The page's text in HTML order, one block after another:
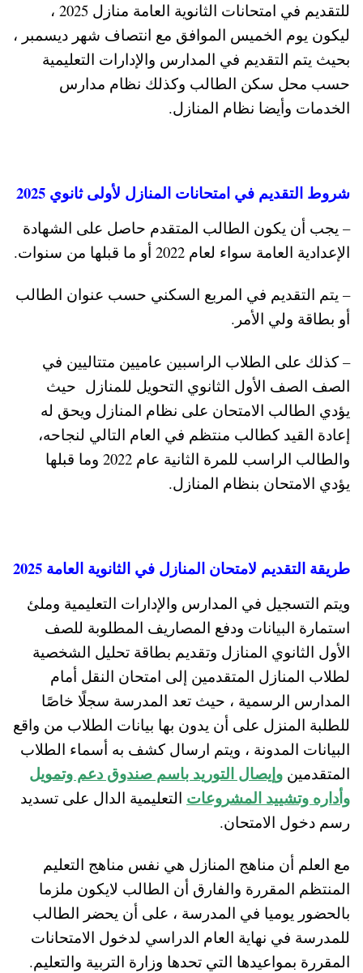
للتقديم في امتحانات الثانوية العامة منازل 2025 ،
ليكون يوم الخميس الموافق مع انتصاف شهر ديسمبر ،
بحيث يتم التقديم في المدارس والإدارات التعليمية
حسب محل سكن الطالب وكذلك نظام مدارس
الخدمات وأيضا نظام المنازل.
شروط التقديم في امتحانات المنازل لأولى ثانوي 2025
– يجب أن يكون الطالب المتقدم حاصل على الشهادة
الإعدادية العامة سواء لعام 2022 أو ما قبلها من سنوات.
– يتم التقديم في المربع السكني حسب عنوان الطالب
أو بطاقة ولي الأمر.
– كذلك على الطلاب الراسبين عاميين متتاليين في
الصف الصف الأول الثانوي التحويل للمنازل حيث
يؤدي الطالب الامتحان على نظام المنازل ويحق له
إعادة القيد كطالب منتظم في العام التالي لنجاحه،
والطالب الراسب للمرة الثانية عام 2022 وما قبلها
يؤدي الامتحان بنظام المنازل.
طريقة التقديم لامتحان المنازل في الثانوية العامة 2025
ويتم التسجيل في المدارس والإدارات التعليمية وملئ
استمارة البيانات ودفع المصاريف المطلوبة للصف
الأول الثانوي المنازل وتقديم بطاقة تحليل الشخصية
لطلاب المنازل المتقدمين إلى امتحان النقل أمام
المدارس الرسمية ، حيث تعد المدرسة سجلًا خاصًا
للطلبة المنزل على أن يدون بها بيانات الطلاب من واقع
البيانات المدونة ، ويتم ارسال كشف به أسماء الطلاب
المتقدمين وإيصال التوريد باسم صندوق دعم وتمويل
وأداره وتشييد المشروعات التعليمية الدال على تسديد
رسم دخول الامتحان.
مع العلم أن مناهج المنازل هي نفس مناهج التعليم
المنتظم المقررة والفارق أن الطالب لايكون ملزما
بالحضور يوميا في المدرسة ، على أن يحضر الطالب
للمدرسة في نهاية العام الدراسي لدخول الامتحانات
المقررة بمواعيدها التي تحدها وزارة التربية والتعليم.